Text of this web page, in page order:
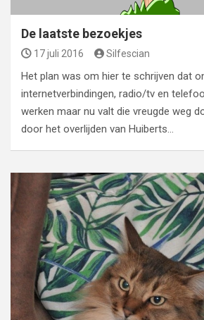
De laatste bezoekjes
17 juli 2016 Silfescian
Het plan was om hier te schrijven dat
internetverbindingen, radio/tv en
werken maar nu valt die vreugde weg
door het overlijden van Huiberts…